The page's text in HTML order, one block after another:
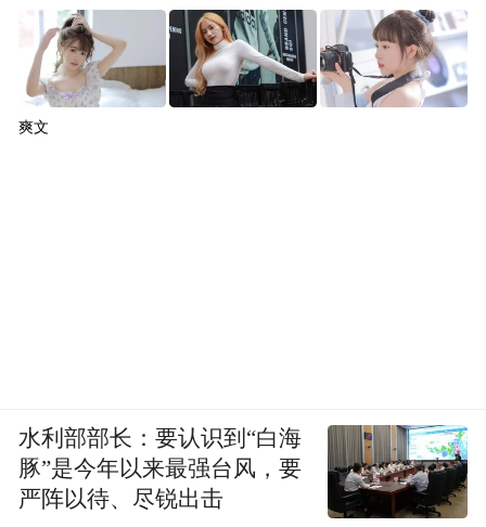
爽文
水利部部长：要认识到“白海
豚”是今年以来最强台风，要
严阵以待、尽锐出击